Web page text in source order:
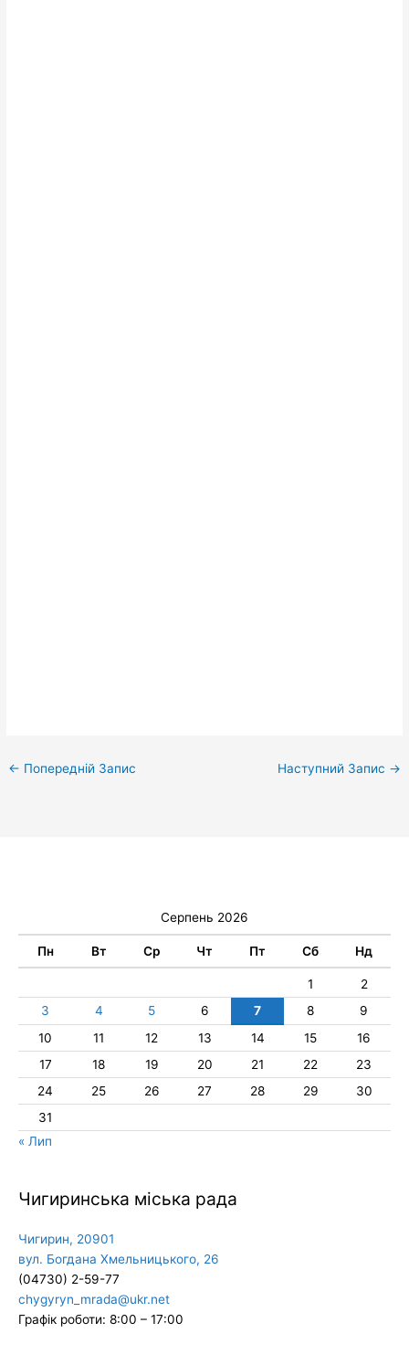
← Попередній Запис Наступний Запис →
Серпень 2026
Пн Вт Ср Чт Пт Сб Нд
1
2
3
4 5 6 7 8
9
10
11 12 13 14 15
16
17
18 19 20 21 22
23
24
25 26 27 28 29
30
31
« Лип
Чигиринська міська рада
Чигирин, 20901
вул. Богдана Хмельницького, 26
(04730) 2-59-77
chygyryn_mrada@ukr.net
Графік роботи: 8:00 – 17:00